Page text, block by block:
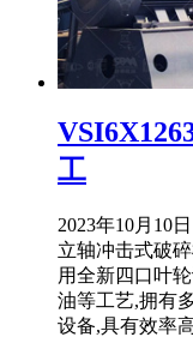
工
2023年10月10
立轴冲击式破
用全新四口叶
油等工艺,拥有
设备,具有效率